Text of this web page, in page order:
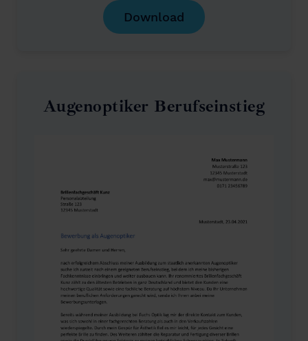
Download
Augenoptiker Berufseinstieg